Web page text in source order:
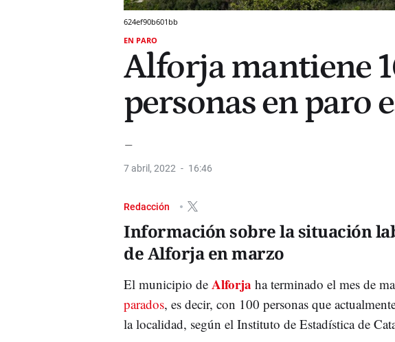
624ef90b601bb
EN PARO
Alforja mantiene
personas en paro
7 abril, 2022 16:46
Redacción
Información sobre la situación
de Alforja en marzo
El municipio de Alforja ha terminado el mes de
parados, es decir, con 100 personas que
la localidad, según el Instituto de Estadística de